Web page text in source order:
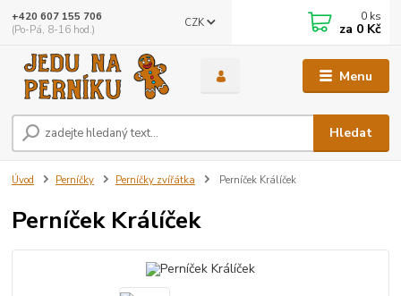
Menu
CZK
Hledat
+420 607 155 706
(Po-Pá, 8-16 hod.)
0 ks
za 0 Kč
Úvod Perníčky Perníčky zvířátka Perníček Králíček
Perníček Králíček